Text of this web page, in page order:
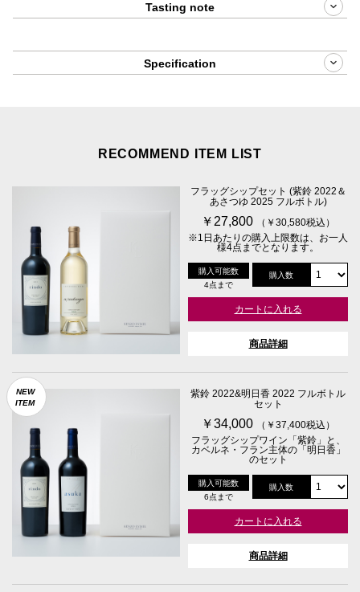
Tasting note
Specification
RECOMMEND ITEM LIST
フラッグシップセット (紫鈴 2022＆
あさつゆ 2025 フルボトル)
￥27,800
（￥30,580税込）
※1日あたりの購入上限数は、お一人
様4点までとなります。
購入可能数
4点まで
購入数
カートに入れる
商品詳細
NEW
ITEM
紫鈴 2022&明日香 2022 フルボトル
セット
￥34,000
（￥37,400税込）
フラッグシップワイン「紫鈴」と、
カベルネ・フラン主体の「明日香」
のセット
購入可能数
6点まで
購入数
カートに入れる
商品詳細